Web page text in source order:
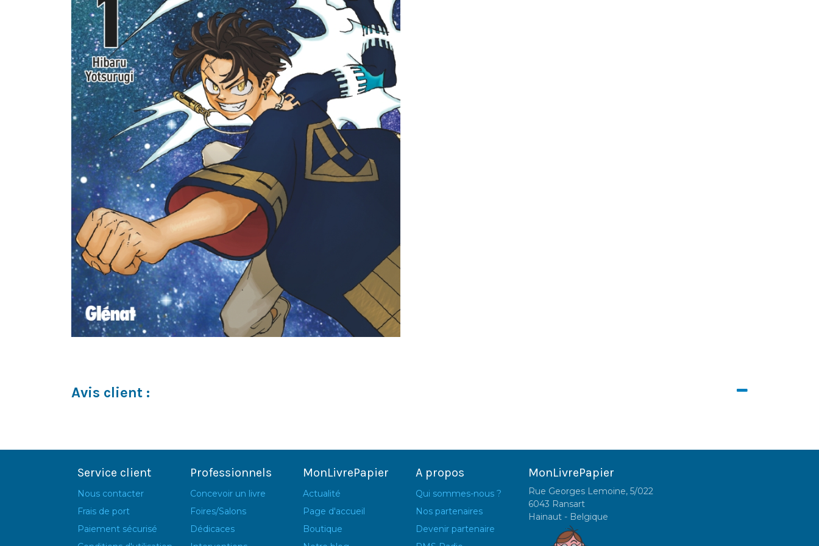
Avis client :
Service client
Nous contacter
Frais de port
Paiement sécurisé
Professionnels
Concevoir un livre
Foires/Salons
Dédicaces
MonLivrePapier
Actualité
Page d'accueil
Boutique
A propos
Qui sommes-nous ?
Nos partenaires
Devenir partenaire
MonLivrePapier
Rue Georges Lemoine, 5/022
6043 Ransart
Hainaut - Belgique